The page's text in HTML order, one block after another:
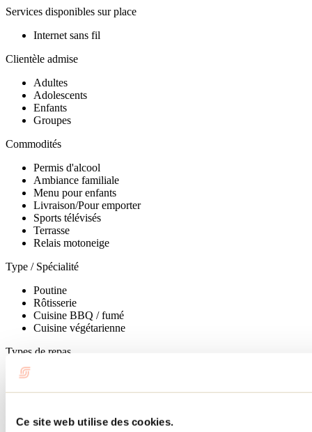
Ce site web utilise des cookies.
Services disponibles sur place
Internet sans fil
Clientèle admise
Adultes
Adolescents
Enfants
Groupes
Commodités
Permis d'alcool
Ambiance familiale
Menu pour enfants
Livraison/Pour emporter
Sports télévisés
Terrasse
Relais motoneige
Type / Spécialité
Poutine
Rôtisserie
Cuisine BBQ / fumé
Cuisine végétarienne
Types de repas
Rôtisserie St-Hubert St-Donat